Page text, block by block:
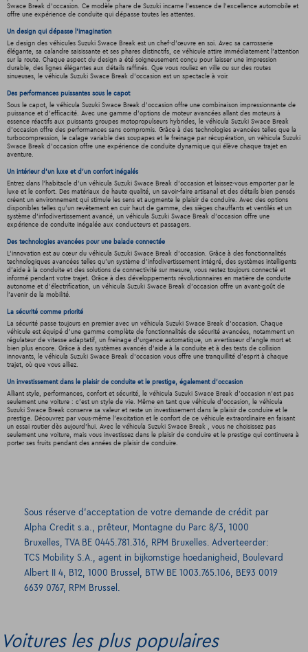
Swace Break d'occasion. Ce modèle phare de Suzuki incarne l'essence de l'excellence automobile et
offre une expérience de conduite qui dépasse toutes les attentes.
Un design qui dépasse l'imagination
Le design des véhicules Suzuki Swace Break est un chef-d'œuvre en soi. Avec sa carrosserie
élégante, sa calandre saisissante et ses phares distinctifs, ce véhicule attire immédiatement l'attention
sur la route. Chaque aspect du design a été soigneusement conçu pour laisser une impression
durable, des lignes élégantes aux détails raffinés. Que vous rouliez en ville ou sur des routes
sinueuses, le véhicula Suzuki Swace Break d'occasion est un spectacle à voir.
Des performances puissantes sous le capot
Sous le capot, le véhicula Suzuki Swace Break d'occasion offre une combinaison impressionnante de
puissance et d'efficacité. Avec une gamme d'options de moteur avancées allant des moteurs à
essence réactifs aux puissants groupes motopropulseurs hybrides, le véhicula Suzuki Swace Break
d'occasion offre des performances sans compromis. Grâce à des technologies avancées telles que la
turbocompression, le calage variable des soupapes et le freinage par récupération, un véhicula Suzuki
Swace Break d'occasion offre une expérience de conduite dynamique qui élève chaque trajet en
aventure.
Un intérieur d’un luxe et d’un confort inégalés
Entrez dans l'habitacle d'un véhicula Suzuki Swace Break d'occasion et laissez-vous emporter par le
luxe et le confort. Des matériaux de haute qualité, un savoir-faire artisanal et des détails bien pensés
créent un environnement qui stimule les sens et augmente le plaisir de conduire. Avec des options
disponibles telles qu'un revêtement en cuir haut de gamme, des sièges chauffants et ventilés et un
système d'infodivertissement avancé, un véhicula Suzuki Swace Break d'occasion offre une
expérience de conduite inégalée aux conducteurs et passagers.
Des technologies avancées pour une balade connectée
L'innovation est au cœur du véhicula Suzuki Swace Break d'occasion. Grâce à des fonctionnalités
technologiques avancées telles qu'un système d'infodivertissement intégré, des systèmes intelligents
d'aide à la conduite et des solutions de connectivité sur mesure, vous restez toujours connecté et
informé pendant votre trajet. Grâce à des développements révolutionnaires en matière de conduite
autonome et d'électrification, un véhicula Suzuki Swace Break d'occasion offre un avant-goût de
l'avenir de la mobilité.
La sécurité comme priorité
La sécurité passe toujours en premier avec un véhicula Suzuki Swace Break d'occasion. Chaque
véhicule est équipé d'une gamme complète de fonctionnalités de sécurité avancées, notamment un
régulateur de vitesse adaptatif, un freinage d'urgence automatique, un avertisseur d'angle mort et
bien plus encore. Grâce à des systèmes avancés d'aide à la conduite et à des tests de collision
innovants, le véhicula Suzuki Swace Break d'occasion vous offre une tranquillité d'esprit à chaque
trajet, où que vous alliez.
Un investissement dans le plaisir de conduite et le prestige, également d'occasion
Alliant style, performances, confort et sécurité, le véhicula Suzuki Swace Break d'occasion n'est pas
seulement une voiture : c'est un style de vie. Même en tant que véhicule d'occasion, le véhicula
Suzuki Swace Break conserve sa valeur et reste un investissement dans le plaisir de conduire et le
prestige. Découvrez par vous-même l'excitation et le confort de ce véhicule extraordinaire en faisant
un essai routier dès aujourd'hui. Avec le véhicula Suzuki Swace Break , vous ne choisissez pas
seulement une voiture, mais vous investissez dans le plaisir de conduire et le prestige qui continuera à
porter ses fruits pendant des années de plaisir de conduire.
Sous réserve d’acceptation de votre demande de crédit par
Alpha Credit s.a., prêteur, Montagne du Parc 8/3, 1000
Bruxelles, TVA BE 0445.781.316, RPM Bruxelles. Adverteerder:
TCS Mobility S.A., agent in bijkomstige hoedanigheid, Boulevard
Albert II 4, B12, 1000 Brussel, BTW BE 1003.765.106, BE93 0019
6639 0767, RPM Brussel.
Voitures les plus populaires